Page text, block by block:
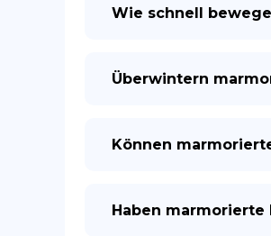
Wie schnell
Überwintern
Können
Haben